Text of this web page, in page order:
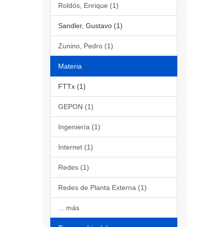
Roldós, Enrique (1)
Sandler, Gustavo (1)
Zunino, Pedro (1)
Materia
FTTx (1)
GEPON (1)
Ingeniería (1)
Internet (1)
Redes (1)
Redes de Planta Externa (1)
... más